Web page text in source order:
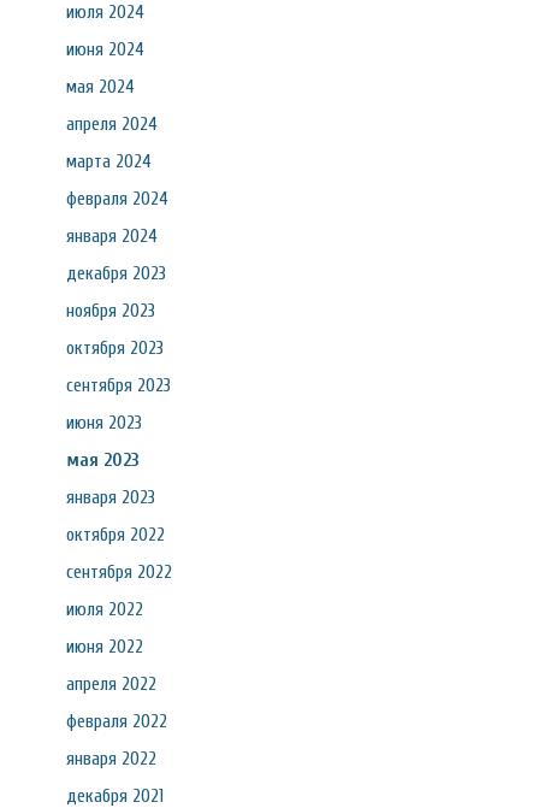
июля 2024
июня 2024
мая 2024
апреля 2024
марта 2024
февраля 2024
января 2024
декабря 2023
ноября 2023
октября 2023
сентября 2023
июня 2023
мая 2023
января 2023
октября 2022
сентября 2022
июля 2022
июня 2022
апреля 2022
февраля 2022
января 2022
декабря 2021